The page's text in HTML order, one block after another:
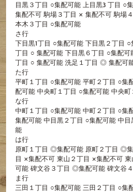
目黒３丁目 ○集配可能 上目黒3 丁目 ○
集配不可 駒場３丁目 × 集配不可 駒場
本木３丁目 ○集配可能
さ行
下目黒1丁目 ○集配可能 下目黒２丁目
丁目 ○ 集配可能 下目黒６丁目 ○集配
丁目 ○ 集配可能 洗足１丁目 ◎ 集配可
た行
平町１丁目 ○集配可能 平町２丁目 ○集
配可能 中央町１丁目 ○集配可能 中央
な行
中町１丁目 ○集配可能 中町２丁目 ○集
集配可能 中目黒２丁目 ○集配可能 中
能
は行
原町１丁目 ◎集配可能 原町２丁目 ◎
目 ×集配不可 東山２丁目 ×集配不可
可能 碑文谷３丁目 ◎集配可能 碑文谷
ま行
三田１丁目 ○集配可能 三田２丁目 ○集